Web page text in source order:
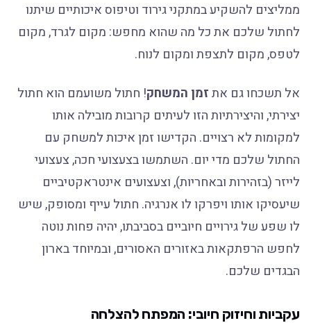
ממליצים להשקיע במתקני גירוד וטיפוס איכותיים שיתנו
לחתול שלכם את כל מה שהוא מחפש: מקום לגרד, מקום
לטפס, מקום לתצפת ומקום לנוח.
אל תשכחו גם אתזמן המשחק! חתול משועמם הוא חתול
יצירתי, והיצירתיות הזו לעיתים קרובות מובילה אותו
למקומות לא רצויים. הקדישו זמן איכות למשחק עם
החתול שלכם מדי יום. השתמשו בצעצועי חכה, צעצועי
לייזר (בזהירות ובאחריות), וצעצועים אינטראקטיביים
שיעסיקו אותו ויפרקו לו אנרגיה. חתול עייף ומסופק, שיש
לו שפע של גירויים חיוביים בסביבתו, יהיה פחות נוטה
לחפש הרפתקאות באזורים האסורים, ובמיוחד בארון
הבגדים שלכם.
עקביות וחיזוק חיובי: המפתח להצלחה